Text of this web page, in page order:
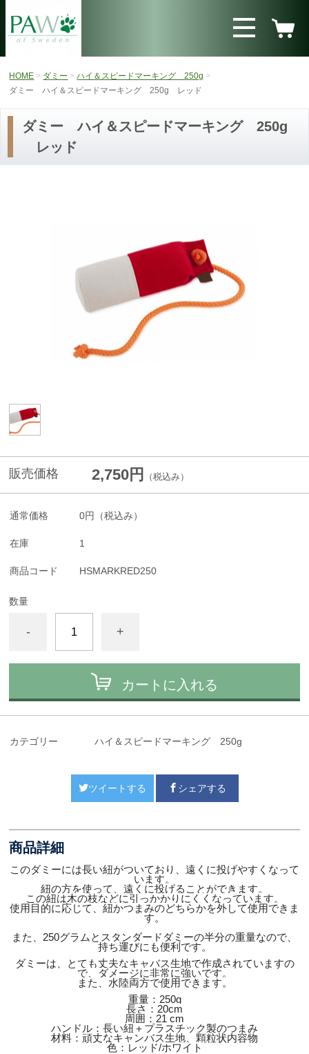
HOME ダミー
ハイ＆スピードマーキング 250g
ダミー ハイ＆スピードマーキング 250g レッド
ダミー ハイ＆スピードマーキング 250g
レッド
販売価格 2,750円 （税込み）
通常価格 0円 （税込み）
在庫 1
商品コード HSMARKRED250
数量
- +
カートに入れる
カテゴリー ハイ＆スピードマーキング 250g
ツイートする シェアする
商品詳細
このダミーには長い紐がついており、遠くに投げやすくなって
います。
紐の方を使って、遠くに投げることができます。
この紐は木の枝などに引っかかりにくくなっています。
使用目的に応じて、紐かつまみのどちらかを外して使用できま
す。
また、250グラムとスタンダードダミーの半分の重量なので、
持ち運びにも便利です。
ダミーは、とても丈夫なキャバス生地で作成されていますの
で、ダメージに非常に強いです。
また、水陸両方で使用できます。
重量：250g
長さ：20cm
周囲：21 cm
ハンドル：長い紐＋プラスチック製のつまみ
材料：頑丈なキャンバス生地、顆粒状内容物
色：レッド/ホワイト